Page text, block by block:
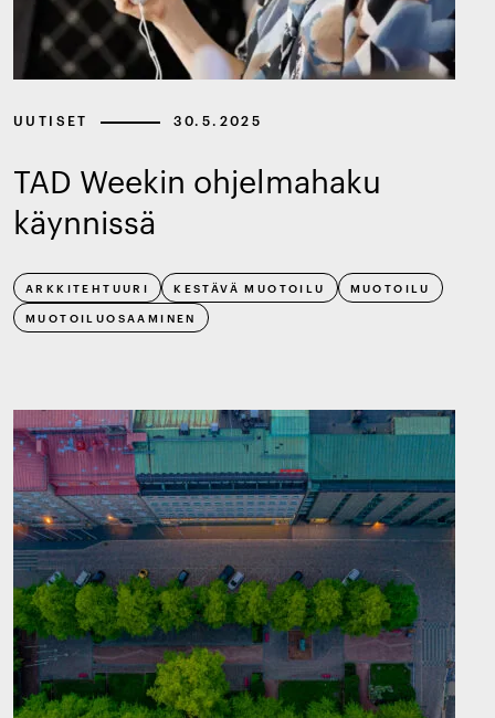
UUTISET 30.5.2025
TAD Weekin ohjelmahaku
käynnissä
ARKKITEHTUURI KESTÄVÄ MUOTOILU
MUOTOILU
MUOTOILUOSAAMINEN